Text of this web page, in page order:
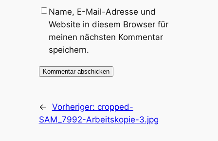
Name, E-Mail-Adresse und
Website in diesem Browser für
meinen nächsten Kommentar
speichern.
← Vorheriger: cropped-
SAM_7992-Arbeitskopie-3.jpg